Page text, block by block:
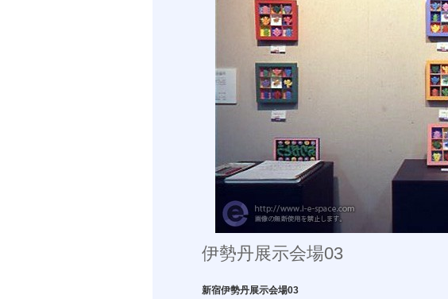
伊勢丹展示会場03
新宿伊勢丹展示会場03